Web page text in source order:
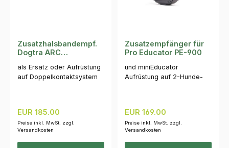
Zusatzhalsbandempf.
Dogtra ARC
als Ersatz oder Aufrüstung
auf Doppelkontaktsystem
Regulärer Preis:
EUR 185.00
Preise inkl. MwSt. zzgl.
Versandkosten
Zusatzempfänger für
Pro Educator PE-900
und miniEducator
Aufrüstung auf 2-Hunde-
Regulärer Preis:
EUR 169.00
Preise inkl. MwSt. zzgl.
Versandkosten